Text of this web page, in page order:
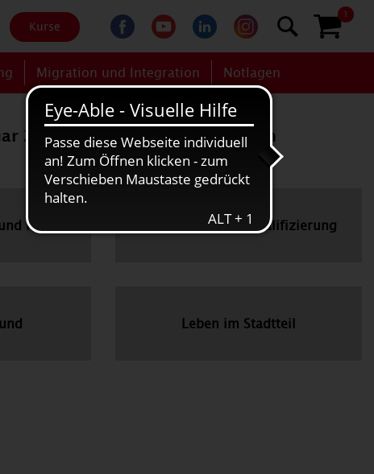
Kurse
1
Migration und Integration Notlagen
26" (Nr. 2105-03) wurde in den
Kinder Fortbildung und Qualifizierung
Leben im Stadtteil